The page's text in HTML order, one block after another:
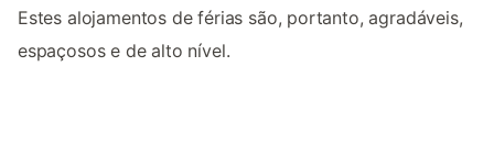
Estes alojamentos de férias são, portanto, agradáveis,
espaçosos e de alto nível.